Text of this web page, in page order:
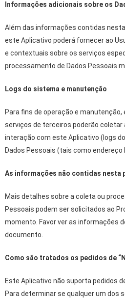
Informações adicionais sobre os
Além das informações contidas
este Aplicativo poderá fornecer ao
e contextuais sobre os serviços
processamento de Dados Pessoais
Logs do sistema e manutenção
Para fins de operação e
serviços de terceiros poderão coletar
interação com este Aplicativo (logs
Dados Pessoais (tais como endereço
As informações não contidas nesta
Mais detalhes sobre a coleta ou
Pessoais podem ser solicitados ao
momento. Favor ver as informações
documento.
Como são tratados os pedidos de
Este Aplicativo não suporta pedidos
Para determinar se qualquer um dos